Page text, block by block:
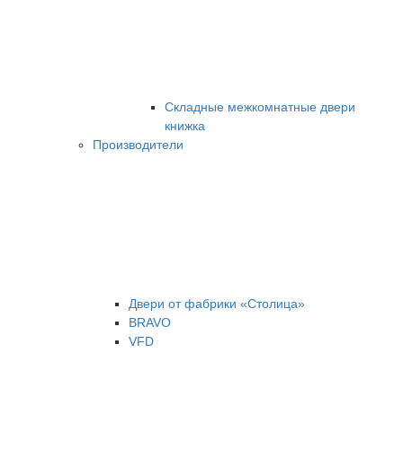
Складные межкомнатные двери
книжка
Производители
Двери от фабрики «Столица»
BRAVO
VFD